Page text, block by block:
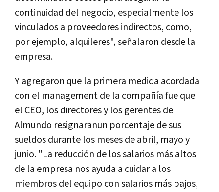
continuidad del negocio, especialmente los
vinculados a proveedores indirectos, como,
por ejemplo, alquileres", señalaron desde la
empresa.
Y agregaron que la primera medida acordada
con el management de la compañía fue que
el CEO, los directores y los gerentes de
Almundo resignaranun porcentaje de sus
sueldos durante los meses de abril, mayo y
junio. "La reducción de los salarios más altos
de la empresa nos ayuda a cuidar a los
miembros del equipo con salarios más bajos,